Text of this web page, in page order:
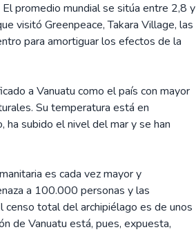
promedio mundial se sitúa entre 2,8 y
visitó Greenpeace, Takara Village, las
para amortiguar los efectos de la
a Vanuatu como el país con mayor
Su temperatura está en
ha subido el nivel del mar y se han
es cada vez mayor y
a 100.000 personas y las
total del archipiélago es de unos
de Vanuatu está, pues, expuesta,